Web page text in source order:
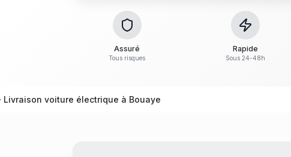
Assuré
Tous risques
Rapide
Sous 24-48h
Livraison voiture électrique à Bouaye